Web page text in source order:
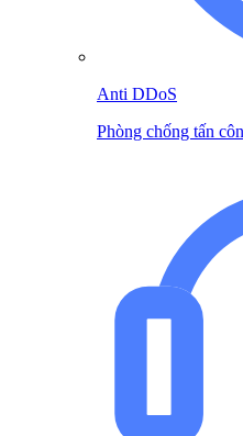
Anti DDoS
Phòng chống tấn